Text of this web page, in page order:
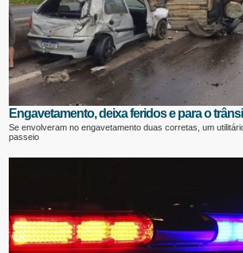
Engavetamento, deixa feridos e para o
Se envolveram no engavetamento duas corretas, um
passeio